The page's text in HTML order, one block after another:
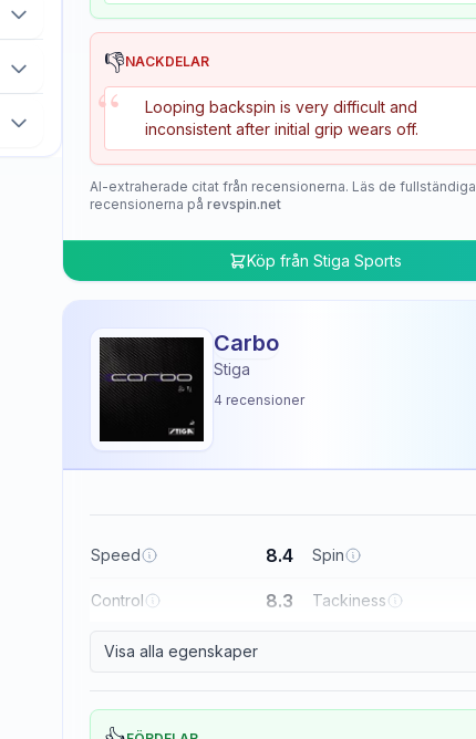
👎NACKDELAR
“
Looping backspin is very difficult and
inconsistent after initial grip wears off.
AI-extraherade citat från recensionerna. Läs de fullständiga
recensionerna på revspin.net
Köp från Stiga Sports
Carbo
Stiga
4 recensioner
Speed 8.4 Spin
Control 8.3 Tackiness
Visa alla egenskaper